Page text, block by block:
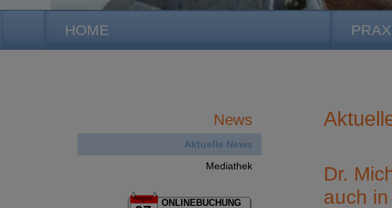
HOME
News
Aktuelle News
Mediathek
August
ONLINEBUCHUNG
Dr.
auch